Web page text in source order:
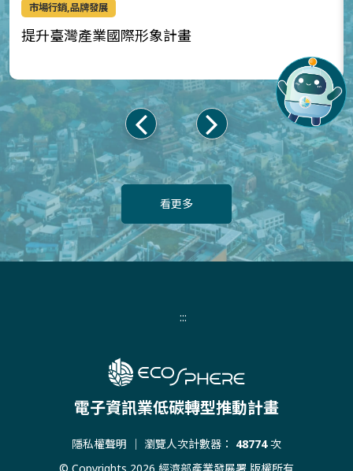
市場行銷,品牌發展
提升臺灣產業國際形象計畫
上
一
頁
下
一
頁
看更多
:::
電子資訊業低碳轉型推動計畫
隱私權聲明 ｜ 瀏覽人次計數器： 48774次